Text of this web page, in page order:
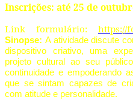
Inscrições: até 25 de
Link formulário: https://
Sinopse: A atividade discute
dispositivo criativo, uma
projeto cultural ao seu
continuidade e empoderando
que se sintam capazes de
com atitude e personalidade.